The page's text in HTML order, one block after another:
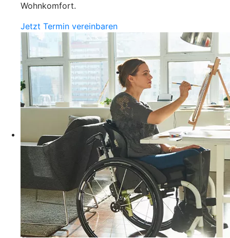
Wohnkomfort.
Jetzt Termin vereinbaren